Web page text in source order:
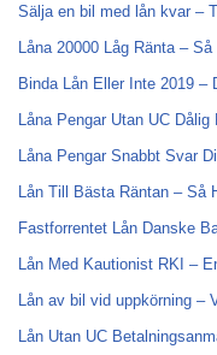
Sälja en bil med lån kvar –
Låna 20000 Låg Ränta –
Binda Lån Eller Inte 2019 –
Låna Pengar Utan UC
Låna Pengar Snabbt Svar
Lån Till Bästa Räntan – Så
Fastforrentet Lån Danske
Lån Med Kautionist RKI –
Lån av bil vid uppkörning –
Lån Utan UC